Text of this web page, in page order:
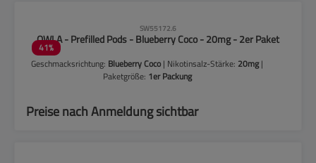
41%
SW55172.6
OWLA - Prefilled Pods - Blueberry Coco - 20mg - 2er Paket
Geschmacksrichtung: Blueberry Coco | Nikotinsalz-Stärke: 20mg|
Paketgröße: 1er Packung
Preise nach Anmeldung sichtbar